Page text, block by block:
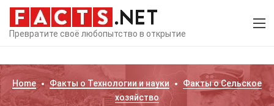
Превратите своё любопытство в открытие
Home Факты о Технологии и науки Факты оСельское
хозяйство